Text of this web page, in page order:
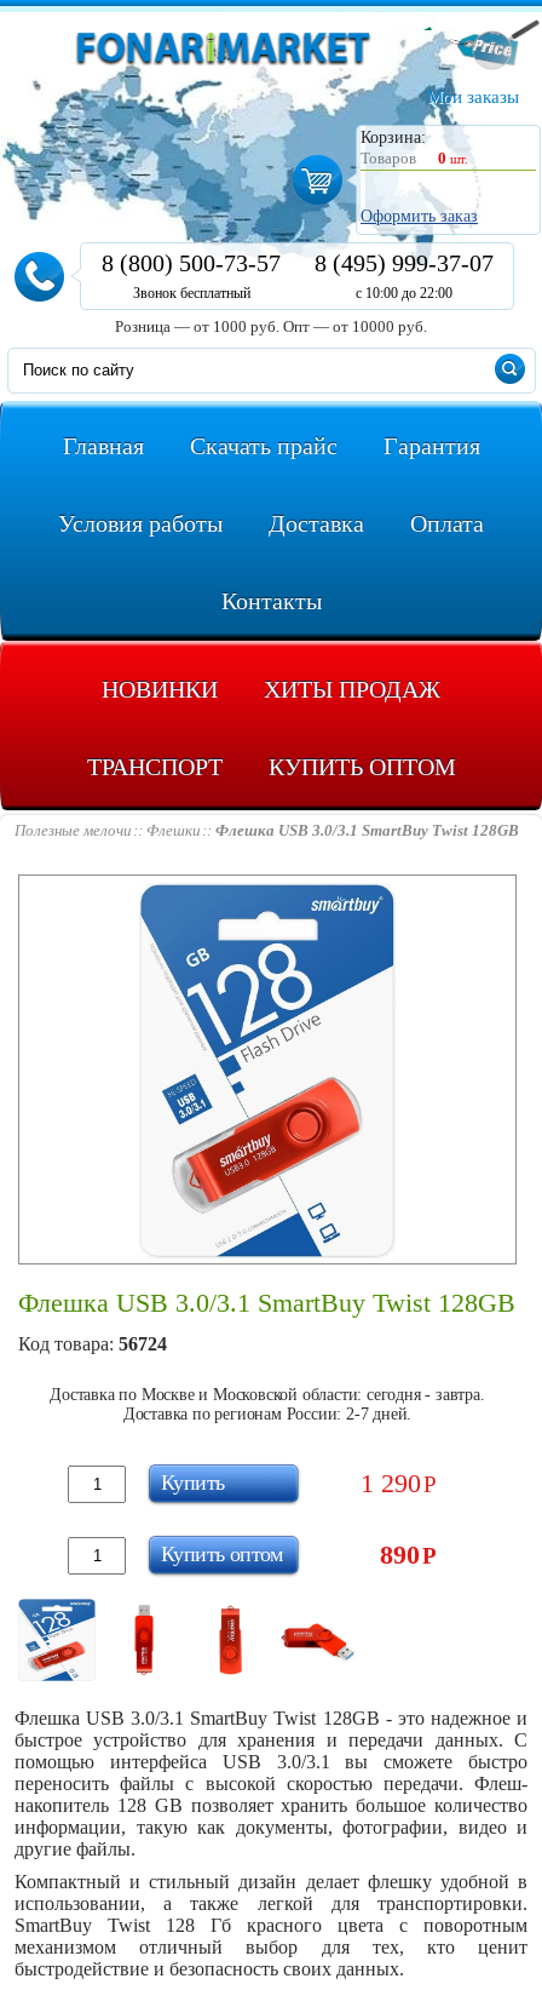
Мои заказы
Корзина:
Товаров
0 шт.
Оформить заказ
8 (800) 500-73-57
Звонок бесплатный
8 (495) 999-37-07
с 10:00 до 22:00
Розница — от 1000 руб. Опт — от 10000 руб.
Главная Скачать прайс Гарантия
Условия работы Доставка Оплата
Контакты
НОВИНКИ ХИТЫ ПРОДАЖ
ТРАНСПОРТ КУПИТЬ ОПТОМ
Полезные мелочи Флешки Флешка USB 3.0/3.1 SmartBuy Twist 128GB
Флешка USB 3.0/3.1 SmartBuy Twist 128GB
Код товара: 56724
Доставка по Москве и Московской области: сегодня - завтра.
Доставка по регионам России: 2-7 дней.
1 290Р
Купить
890Р
Купить оптом
Флешка USB 3.0/3.1 SmartBuy Twist 128GB - это надежное и
быстрое устройство для хранения и передачи данных. С
помощью интерфейса USB 3.0/3.1 вы сможете быстро
переносить файлы с высокой скоростью передачи. Флеш-
накопитель 128 GB позволяет хранить большое количество
информации, такую как документы, фотографии, видео и
другие файлы.
Компактный и стильный дизайн делает флешку удобной в
использовании, а также легкой для транспортировки.
SmartBuy Twist 128 Гб красного цвета с поворотным
механизмом отличный выбор для тех, кто ценит
быстродействие и безопасность своих данных.